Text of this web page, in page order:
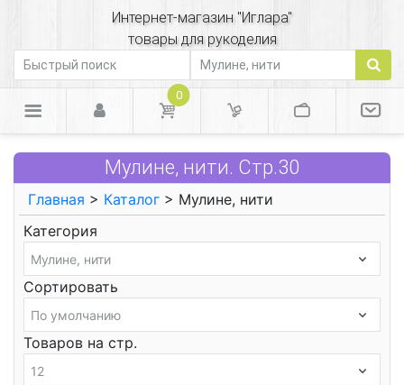
Интернет-магазин "Иглара"
товары для рукоделия
0
Мулине, нити. Стр.30
Главная > Каталог > Мулине, нити
Категория
Сортировать
Товаров на стр.